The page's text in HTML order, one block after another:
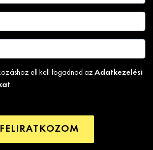
ell kell fogadnod az Adatkezelési
.
FELIRATKOZOM